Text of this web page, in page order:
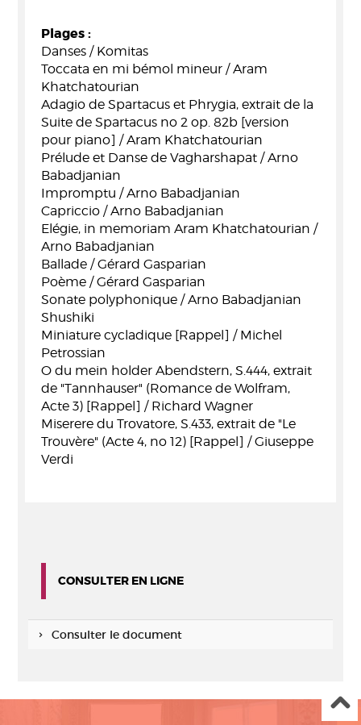
Plages :
Danses / Komitas
Toccata en mi bémol mineur / Aram
Khatchatourian
Adagio de Spartacus et Phrygia, extrait de la
Suite de Spartacus no 2 op. 82b [version
pour piano] / Aram Khatchatourian
Prélude et Danse de Vagharshapat / Arno
Babadjanian
Impromptu / Arno Babadjanian
Capriccio / Arno Babadjanian
Elégie, in memoriam Aram Khatchatourian /
Arno Babadjanian
Ballade / Gérard Gasparian
Poème / Gérard Gasparian
Sonate polyphonique / Arno Babadjanian
Shushiki
Miniature cycladique [Rappel] / Michel
Petrossian
O du mein holder Abendstern, S.444, extrait
de "Tannhauser" (Romance de Wolfram,
Acte 3) [Rappel] / Richard Wagner
Miserere du Trovatore, S.433, extrait de "Le
Trouvère" (Acte 4, no 12) [Rappel] / Giuseppe
Verdi
CONSULTER EN LIGNE
Consulter le document